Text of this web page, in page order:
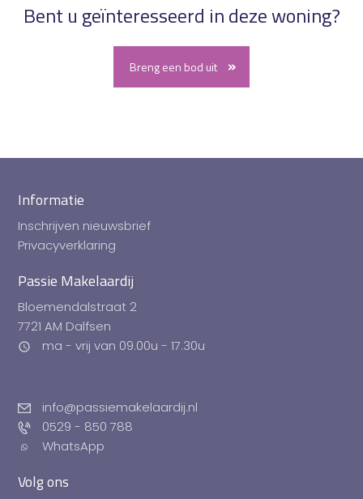
Bent u geïnteresseerd in deze woning?
Breng een bod uit
Informatie
Inschrijven nieuwsbrief
Privacyverklaring
Passie Makelaardij
Bloemendalstraat 2
7721 AM Dalfsen
ma - vrij van 09.00u - 17.30u
info@passiemakelaardij.nl
0529 - 850 788
WhatsApp
Volg ons